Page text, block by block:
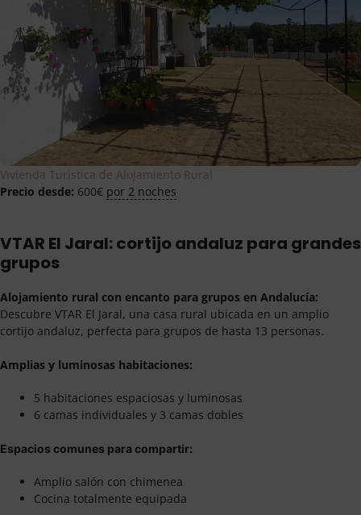
Vivienda Turistica de Alojamiento Rural
Precio desde: 600€ por 2 noches
VTAR El Jaral: cortijo andaluz para grandes
grupos
Alojamiento rural con encanto para grupos en Andalucía:
Descubre VTAR El Jaral, una casa rural ubicada en un amplio
cortijo andaluz, perfecta para grupos de hasta 13 personas.
Amplias y luminosas habitaciones:
5 habitaciones espaciosas y luminosas
6 camas individuales y 3 camas dobles
Espacios comunes para compartir:
Amplio salón con chimenea
Cocina totalmente equipada